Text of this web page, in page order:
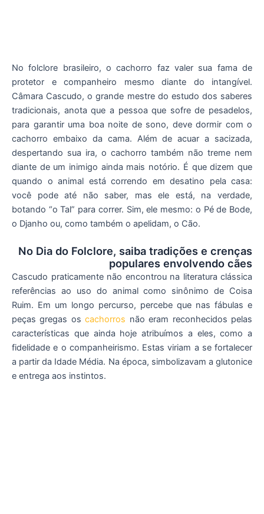
No folclore brasileiro, o cachorro faz valer sua fama de
protetor e companheiro mesmo diante do intangível.
Câmara Cascudo, o grande mestre do estudo dos saberes
tradicionais, anota que a pessoa que sofre de pesadelos,
para garantir uma boa noite de sono, deve dormir com o
cachorro embaixo da cama. Além de acuar a sacizada,
despertando sua ira, o cachorro também não treme nem
diante de um inimigo ainda mais notório. É que dizem que
quando o animal está correndo em desatino pela casa:
você pode até não saber, mas ele está, na verdade,
botando “o Tal” para correr. Sim, ele mesmo: o Pé de Bode,
o Djanho ou, como também o apelidam, o Cão.
No Dia do Folclore, saiba tradições e crenças
populares envolvendo cães
Cascudo praticamente não encontrou na literatura clássica
referências ao uso do animal como sinônimo de Coisa
Ruim. Em um longo percurso, percebe que nas fábulas e
peças gregas oscachorros não eram reconhecidos pelas
características que ainda hoje atribuímos a eles, como a
fidelidade e o companheirismo. Estas viriam a se fortalecer
a partir da Idade Média. Na época, simbolizavam a glutonice
e entrega aos instintos.